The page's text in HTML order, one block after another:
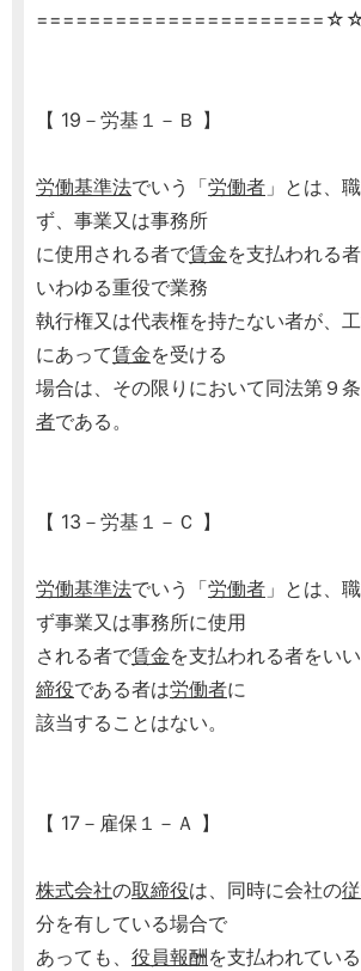
【 19－労基１－Ｂ 】
労働基準法でいう「労働者 」とは、
ず、事業又は事務所
に使用される者で賃金を支払われる者
いわゆる重役で業務
執行権又は代表権を持たない者が、
にあって賃金を受ける
場合は、その限りにおいて同法第９
者である。
【 13－労基１－Ｃ 】
労働基準法でいう「労働者 」とは、
ず事業又は事務所に使用
される者で賃金を支払われる者をいい
締役である者は労働者に
該当することはない。
【 17－雇保１－Ａ 】
株式会社の取締役は、同時に会社の
分を有している場合で
あっても、 役員報酬を支払われてい